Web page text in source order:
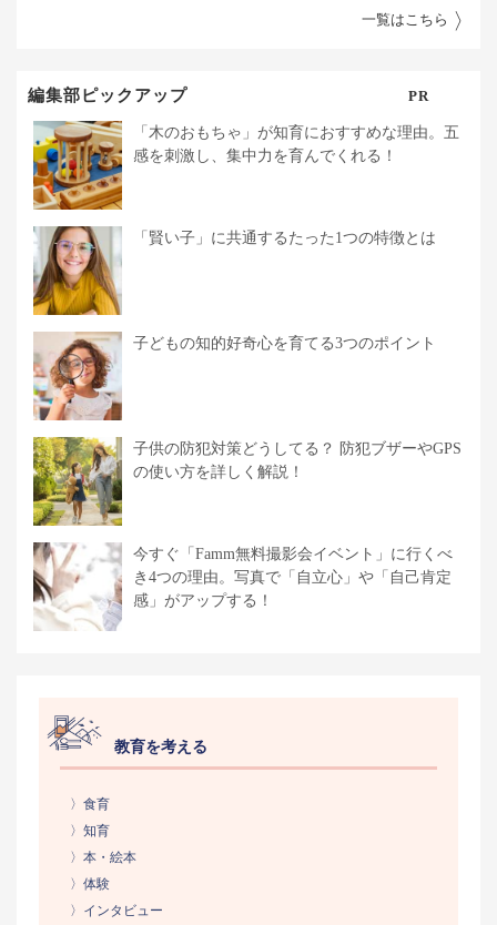
一覧はこちら
編集部ピックアップ PR
「木のおもちゃ」が知育におすすめな理由。五
感を刺激し、集中力を育んでくれる！
「賢い子」に共通するたった1つの特徴とは
子どもの知的好奇心を育てる3つのポイント
子供の防犯対策どうしてる？ 防犯ブザーやGPS
の使い方を詳しく解説！
今すぐ「Famm無料撮影会イベント」に行くべ
き4つの理由。写真で「自立心」や「自己肯定
感」がアップする！
教育を考える
〉食育
〉知育
〉本・絵本
〉体験
〉インタビュー